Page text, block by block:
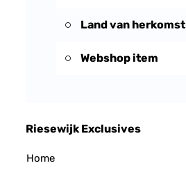
Land van herkomst
Webshop item
Riesewijk Exclusives
Home